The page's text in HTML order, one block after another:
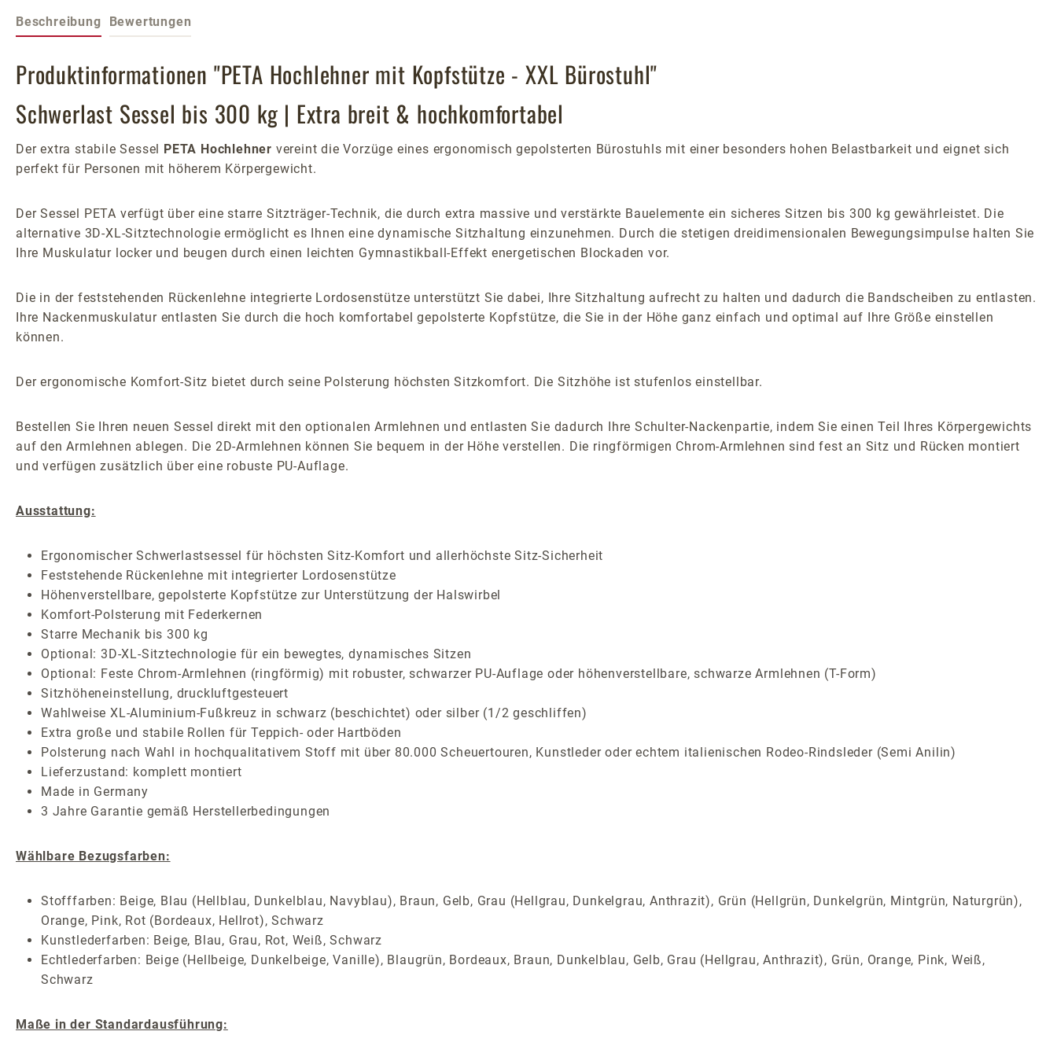
Beschreibung Bewertungen
Produktinformationen "PETA Hochlehner mit Kopfstütze - XXL Bürostuhl"
Schwerlast Sessel bis 300 kg | Extra breit & hochkomfortabel
Der extra stabile Sessel PETA Hochlehner vereint die Vorzüge eines ergonomisch gepolsterten Bürostuhls mit einer besonders hohen Belastbarkeit und eignet sich
perfekt für Personen mit höherem Körpergewicht.
Der Sessel PETA verfügt über eine starre Sitzträger-Technik, die durch extra massive und verstärkte Bauelemente ein sicheres Sitzen bis 300 kg gewährleistet. Die
alternative 3D-XL-Sitztechnologie ermöglicht es Ihnen eine dynamische Sitzhaltung einzunehmen. Durch die stetigen dreidimensionalen Bewegungsimpulse halten Sie
Ihre Muskulatur locker und beugen durch einen leichten Gymnastikball-Effekt energetischen Blockaden vor.
Die in der feststehenden Rückenlehne integrierte Lordosenstütze unterstützt Sie dabei, Ihre Sitzhaltung aufrecht zu halten und dadurch die Bandscheiben zu entlasten.
Ihre Nackenmuskulatur entlasten Sie durch die hoch komfortabel gepolsterte Kopfstütze, die Sie in der Höhe ganz einfach und optimal auf Ihre Größe einstellen
können.
Der ergonomische Komfort-Sitz bietet durch seine Polsterung höchsten Sitzkomfort. Die Sitzhöhe ist stufenlos einstellbar.
Bestellen Sie Ihren neuen Sessel direkt mit den optionalen Armlehnen und entlasten Sie dadurch Ihre Schulter-Nackenpartie, indem Sie einen Teil Ihres Körpergewichts
auf den Armlehnen ablegen. Die 2D-Armlehnen können Sie bequem in der Höhe verstellen. Die ringförmigen Chrom-Armlehnen sind fest an Sitz und Rücken montiert
und verfügen zusätzlich über eine robuste PU-Auflage.
Ausstattung:
Ergonomischer Schwerlastsessel für höchsten Sitz-Komfort und allerhöchste Sitz-Sicherheit
Feststehende Rückenlehne mit integrierter Lordosenstütze
Höhenverstellbare, gepolsterte Kopfstütze zur Unterstützung der Halswirbel
Komfort-Polsterung mit Federkernen
Starre Mechanik bis 300 kg
Optional: 3D-XL-Sitztechnologie für ein bewegtes, dynamisches Sitzen
Optional: Feste Chrom-Armlehnen (ringförmig) mit robuster, schwarzer PU-Auflage oder höhenverstellbare, schwarze Armlehnen (T-Form)
Sitzhöheneinstellung, druckluftgesteuert
Wahlweise XL-Aluminium-Fußkreuz in schwarz (beschichtet) oder silber (1/2 geschliffen)
Extra große und stabile Rollen für Teppich- oder Hartböden
Polsterung nach Wahl in hochqualitativem Stoff mit über 80.000 Scheuertouren, Kunstleder oder echtem italienischen Rodeo-Rindsleder (Semi Anilin)
Lieferzustand: komplett montiert
Made in Germany
3 Jahre Garantie gemäß Herstellerbedingungen
Wählbare Bezugsfarben:
Stofffarben: Beige, Blau (Hellblau, Dunkelblau, Navyblau), Braun, Gelb, Grau (Hellgrau, Dunkelgrau, Anthrazit), Grün (Hellgrün, Dunkelgrün, Mintgrün, Naturgrün),
Orange, Pink, Rot (Bordeaux, Hellrot), Schwarz
Kunstlederfarben: Beige, Blau, Grau, Rot, Weiß, Schwarz
Echtlederfarben: Beige (Hellbeige, Dunkelbeige, Vanille), Blaugrün, Bordeaux, Braun, Dunkelblau, Gelb, Grau (Hellgrau, Anthrazit), Grün, Orange, Pink, Weiß,
Schwarz
Maße in der Standardausführung: